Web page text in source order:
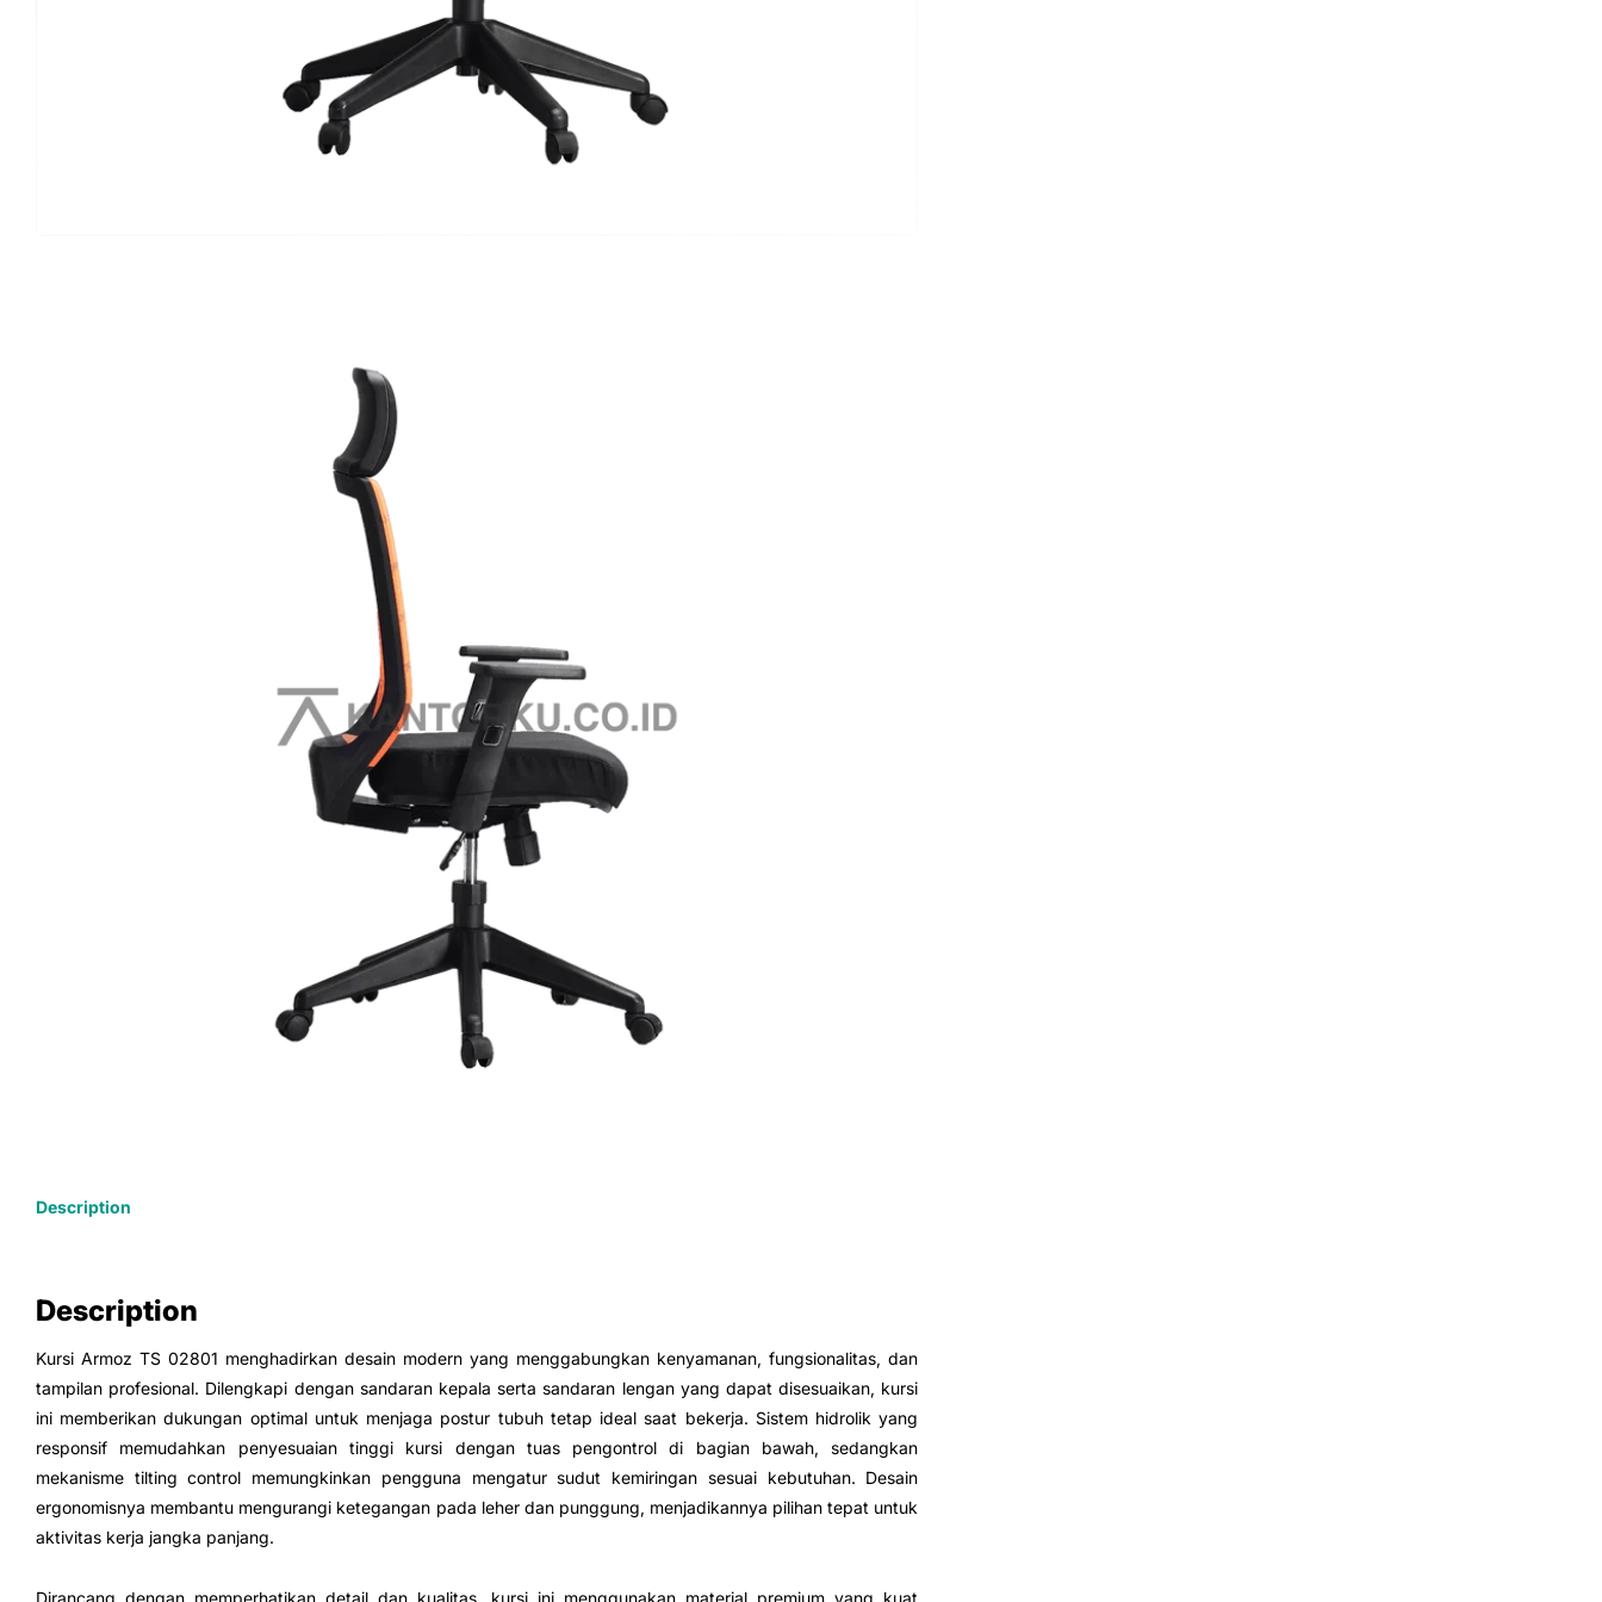
Description
Description
Kursi Armoz TS 02801 menghadirkan desain modern yang menggabungkan kenyamanan, fungsionalitas, dan
tampilan profesional. Dilengkapi dengan sandaran kepala serta sandaran lengan yang dapat disesuaikan, kursi
ini memberikan dukungan optimal untuk menjaga postur tubuh tetap ideal saat bekerja. Sistem hidrolik yang
responsif memudahkan penyesuaian tinggi kursi dengan tuas pengontrol di bagian bawah, sedangkan
mekanisme tilting control memungkinkan pengguna mengatur sudut kemiringan sesuai kebutuhan. Desain
ergonomisnya membantu mengurangi ketegangan pada leher dan punggung, menjadikannya pilihan tepat untuk
aktivitas kerja jangka panjang.
Dirancang dengan memperhatikan detail dan kualitas, kursi ini menggunakan material premium yang kuat